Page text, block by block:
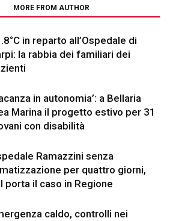
MORE FROM AUTHOR
in reparto all’Ospedale di
la rabbia dei familiari dei
in autonomia’: a Bellaria
Marina il progetto estivo per 31
con disabilità
Ramazzini senza
per quattro giorni,
porta il caso in Regione
caldo, controlli nei